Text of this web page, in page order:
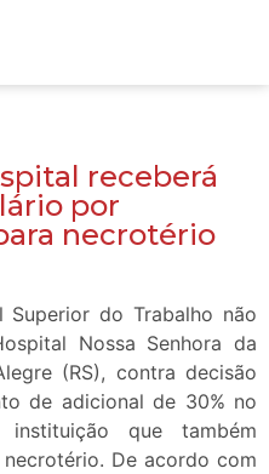
receberá
por
necrotério
Superior do Trabalho não
Nossa Senhora da
(RS), contra decisão
de adicional de 30% no
que também
De acordo com